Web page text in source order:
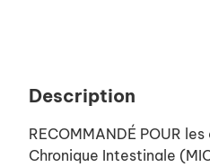
Description
RECOMMANDÉ POUR
Chronique Intestinale